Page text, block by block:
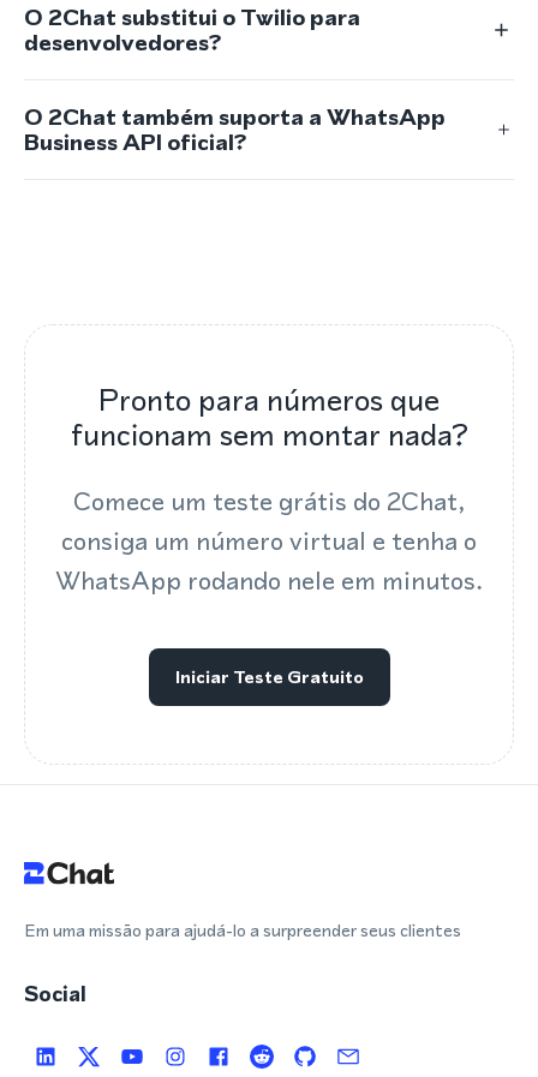
O 2Chat substitui o Twilio para
desenvolvedores?
O 2Chat também suporta a WhatsApp
Business API oficial?
Pronto para números que
funcionam sem montar nada?
Comece um teste grátis do 2Chat,
consiga um número virtual e tenha o
WhatsApp rodando nele em minutos.
Iniciar Teste Gratuito
Em uma missão para ajudá-lo a surpreender seus clientes
Social